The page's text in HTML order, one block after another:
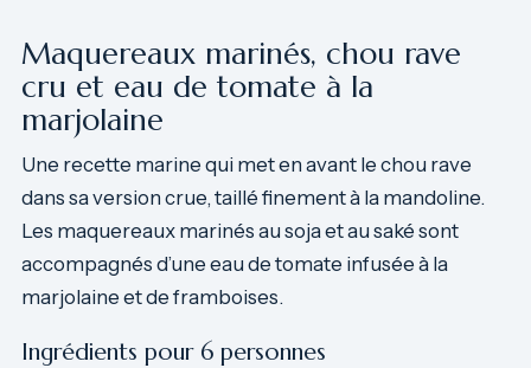
Maquereaux marinés, chou rave
cru et eau de tomate à la
marjolaine
Une recette marine qui met en avant le chou rave
dans sa version crue, taillé finement à la mandoline.
Les maquereaux marinés au soja et au saké sont
accompagnés d’une eau de tomate infusée à la
marjolaine et de framboises.
Ingrédients pour 6 personnes